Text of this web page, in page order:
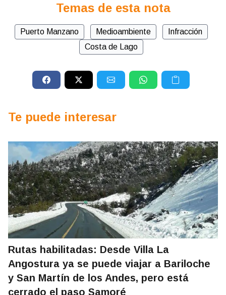
Temas de esta nota
Puerto Manzano Medioambiente
Infracción
Costa de Lago
Te puede interesar
Rutas habilitadas: Desde Villa La
Angostura ya se puede viajar a Bariloche
y San Martín de los Andes, pero está
cerrado el paso Samoré